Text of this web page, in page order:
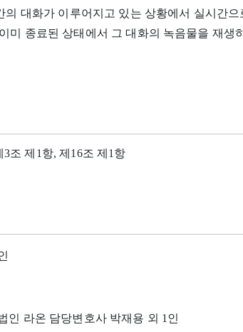
의 대화가 이루어지고 있는 상황에서 실시간
미 종료된 상태에서 그 대화의 녹음물을 재생
조 제1항, 제16조 제1항
인 라온 담당변호사 박재용 외 1인